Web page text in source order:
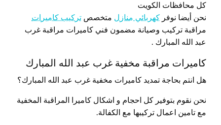
كل محافظات الكويت
نحن أيضا نوفر كهربائي منازل متخصص تركيب كاميرات
مراقبة تركيب وصيانة مضمون فني كاميرات مراقبة غرب
عبد الله المبارك .
كاميرات مراقبة مخفية غرب عبد الله المبارك
هل انتم بحاجة تمديد كاميرات مخفية غرب عبد الله المبارك؟
نحن نقوم بتوفير كل احجام و اشكال كاميرا المراقبة المخفية
مع تامين اعمال تركيبها مع الكفالة.